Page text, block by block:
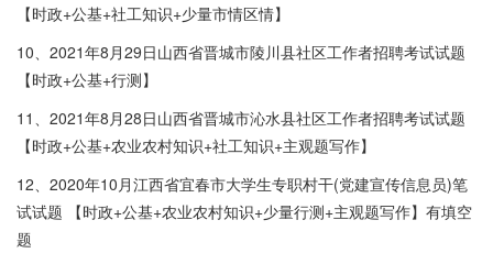
【时政+公基+社工知识+少量市情区情】
10、2021年8月29日山西省晋城市陵川县社区工作者招聘考试试题
【时政+公基+行测】
11、2021年8月28日山西省晋城市沁水县社区工作者招聘考试试题
【时政+公基+农业农村知识+社工知识+主观题写作】
12、2020年10月江西省宜春市大学生专职村干(党建宣传信息员)笔
试试题 【时政+公基+农业农村知识+少量行测+主观题写作】有填空
题